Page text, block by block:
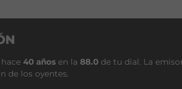
40 años en la 88.0 de tu dial. La
de los oyentes.